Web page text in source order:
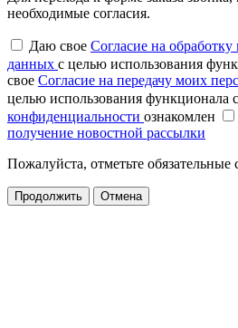
необходимые согласия.
Даю свое Согласие на
данных с целью использования
свое Согласие на передачу моих
целью использования функционала
конфиденциальности ознакомлен
получение новостной рассылки
Пожалуйста, отметьте обязательные
Продолжить Отмена